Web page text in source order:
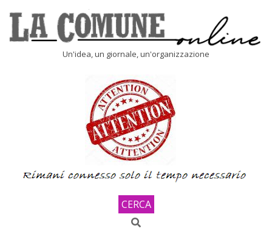
content
Un'idea, un giornale, un'organizzazione
CERCA
Search